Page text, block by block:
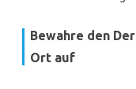
Bewahre den
Ort auf